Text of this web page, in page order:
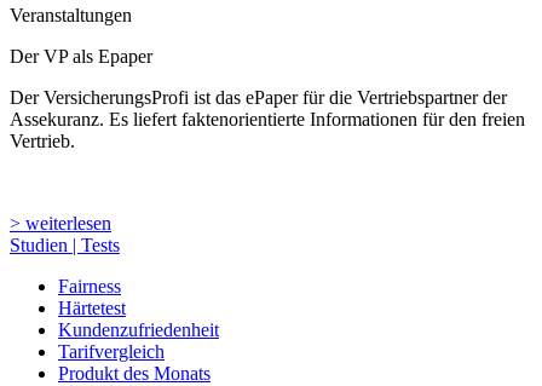
Veranstaltungen
Der VP als Epaper
Der VersicherungsProfi ist das ePaper für die Vertriebspartner der
Assekuranz. Es liefert faktenorientierte Informationen für den freien
Vertrieb.
> weiterlesen
Studien | Tests
Fairness
Härtetest
Kundenzufriedenheit
Tarifvergleich
Produkt des Monats